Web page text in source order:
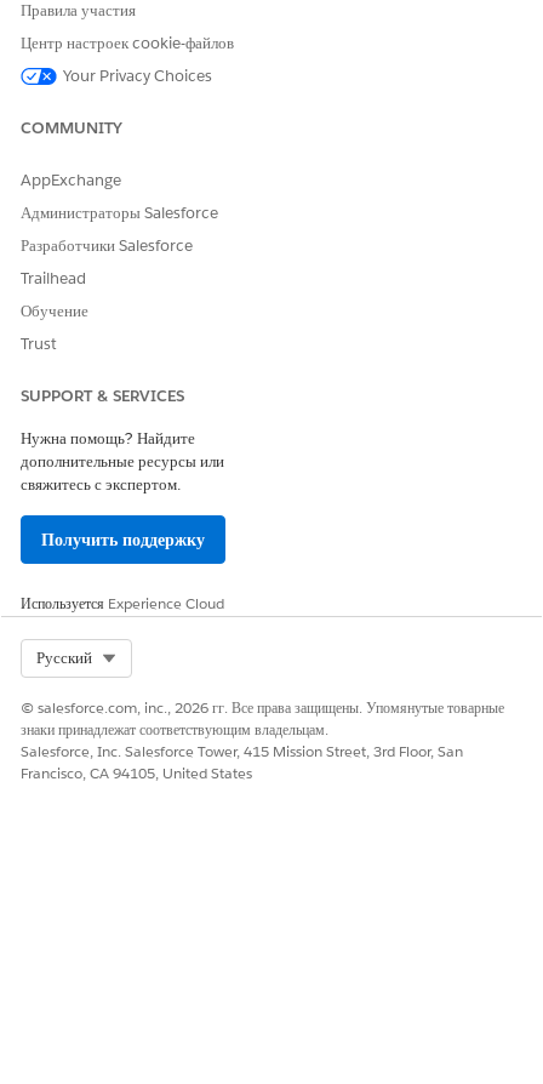
ЭТА СТАТЬЯ РЕШИЛА ВАШУ ПРОБЛЕМУ?
Правила участия
Центр настроек cookie-файлов
Your Privacy Choices
COMMUNITY
AppExchange
Администраторы Salesforce
Разработчики Salesforce
Trailhead
Обучение
Trust
SUPPORT & SERVICES
Нужна помощь? Найдите
дополнительные ресурсы или
свяжитесь с экспертом.
Получить поддержку
Используется Experience Cloud
Русский
© salesforce.com, inc., 2026 гг. Все права защищены. Упомянутые товарные
знаки принадлежат соответствующим владельцам.
Salesforce, Inc. Salesforce Tower, 415 Mission Street, 3rd Floor, San
Francisco, CA 94105, United States